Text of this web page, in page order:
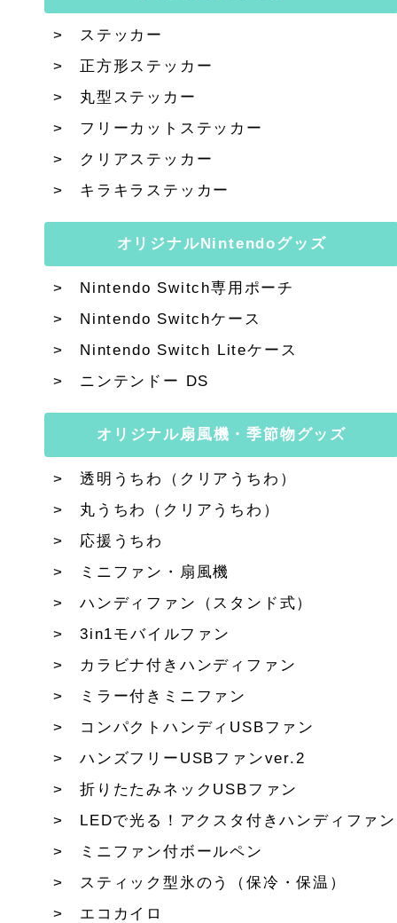
ステッカー
正方形ステッカー
丸型ステッカー
フリーカットステッカー
クリアステッカー
キラキラステッカー
オリジナルNintendoグッズ
Nintendo Switch専用ポーチ
Nintendo Switchケース
Nintendo Switch Liteケース
ニンテンドー DS
オリジナル扇風機・季節物グッズ
透明うちわ（クリアうちわ）
丸うちわ（クリアうちわ）
応援うちわ
ミニファン・扇風機
ハンディファン（スタンド式）
3in1モバイルファン
カラビナ付きハンディファン
ミラー付きミニファン
コンパクトハンディUSBファン
ハンズフリーUSBファンver.2
折りたたみネックUSBファン
LEDで光る！アクスタ付きハンディファン
ミニファン付ボールペン
スティック型氷のう（保冷・保温）
エコカイロ